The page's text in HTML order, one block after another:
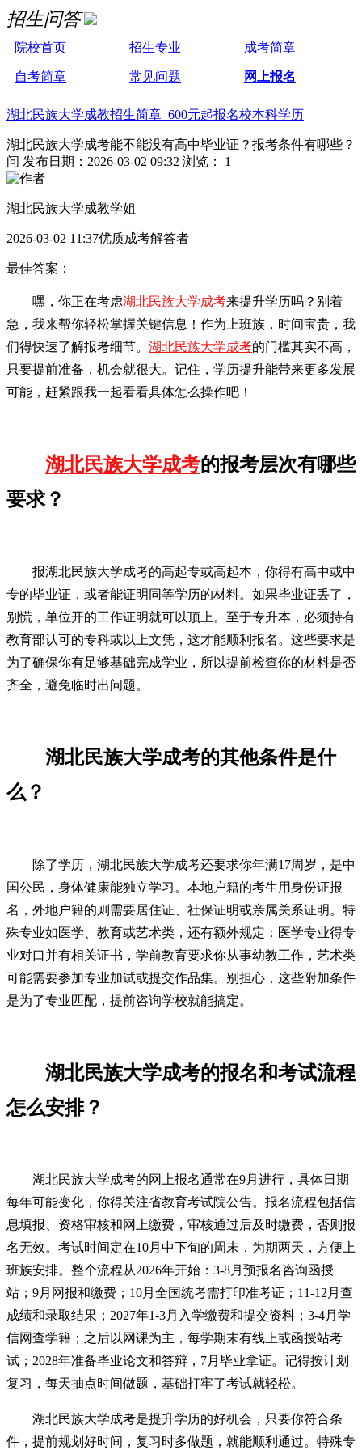
招生问答
院校首页 招生专业 成考简章
自考简章 常见问题 网上报名
湖北民族大学成教招生简章 600元起报名校本科学历
湖北民族大学成考能不能没有高中毕业证？报考条件有哪些？
问 发布日期：2026-03-02 09:32 浏览： 1
湖北民族大学成教学姐
2026-03-02 11:37优质成考解答者
最佳答案：
嘿，你正在考虑湖北民族大学成考来提升学历吗？别着
急，我来帮你轻松掌握关键信息！作为上班族，时间宝贵，我
们得快速了解报考细节。 湖北民族大学成考的门槛其实不高，
只要提前准备，机会就很大。记住，学历提升能带来更多发展
可能，赶紧跟我一起看看具体怎么操作吧！
湖北民族大学成考的报考层次有哪些
要求？
报湖北民族大学成考的高起专或高起本，你得有高中或中
专的毕业证，或者能证明同等学历的材料。如果毕业证丢了，
别慌，单位开的工作证明就可以顶上。至于专升本，必须持有
教育部认可的专科或以上文凭，这才能顺利报名。这些要求是
为了确保你有足够基础完成学业，所以提前检查你的材料是否
齐全，避免临时出问题。
湖北民族大学成考的其他条件是什
么？
除了学历，湖北民族大学成考还要求你年满17周岁，是中
国公民，身体健康能独立学习。本地户籍的考生用身份证报
名，外地户籍的则需要居住证、社保证明或亲属关系证明。特
殊专业如医学、教育或艺术类，还有额外规定：医学专业得专
业对口并有相关证书，学前教育要求你从事幼教工作，艺术类
可能需要参加专业加试或提交作品集。别担心，这些附加条件
是为了专业匹配，提前咨询学校就能搞定。
湖北民族大学成考的报名和考试流程
怎么安排？
湖北民族大学成考的网上报名通常在9月进行，具体日期
每年可能变化，你得关注省教育考试院公告。报名流程包括信
息填报、资格审核和网上缴费，审核通过后及时缴费，否则报
名无效。考试时间定在10月中下旬的周末，为期两天，方便上
班族安排。整个流程从2026年开始：3-8月预报名咨询函授
站；9月网报和缴费；10月全国统考需打印准考证；11-12月查
成绩和录取结果；2027年1-3月入学缴费和提交资料；3-4月学
信网查学籍；之后以网课为主，每学期末有线上或函授站考
试；2028年准备毕业论文和答辩，7月毕业拿证。记得按计划
复习，每天抽点时间做题，基础打牢了考试就轻松。
湖北民族大学成考是提升学历的好机会，只要你符合条
件，提前规划好时间，复习时多做题，就能顺利通过。特殊专